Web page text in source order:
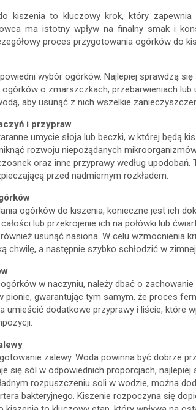
kiszenia to kluczowy krok, który
ma istotny wpływ na finalny smak i
proces przygotowania ogórków do
wybór ogórków. Najlepiej sprawdzą
ogórków o zmarszczkach, przebarwieniach lub
aby usunąć z nich wszelkie
i przypraw
umycie słoja lub beczki, w której będą
rozwoju niepożądanych
oraz inne przyprawy według
przed nadmiernym rozkładem.
ogórków do kiszenia, konieczne jest ich
lub przekrojenie ich na połówki lub
usunąć nasiona. W celu wzmocnienia
chwilę, a następnie szybko schłodzić w
w naczyniu, należy dbać o
pionie, gwarantując tym samym, że proces
umieścić dodatkowe przyprawy i liście, które
zalewy. Woda powinna być dobrze
się sól w odpowiednich proporcjach,
rozpuszczeniu soli w wodzie, można
bakteryjnego. Kiszenie rozpoczyna się